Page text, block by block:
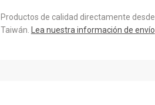
Productos de calidad directamente desde
Taiwán.
Lea nuestra información de envío